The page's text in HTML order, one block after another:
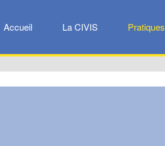
Accueil La CIVIS Pratiques